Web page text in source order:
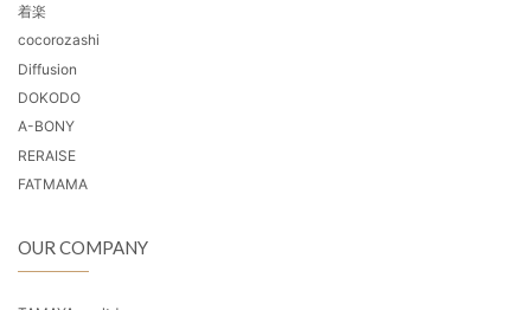
着楽
cocorozashi
Diffusion
DOKODO
A-BONY
RERAISE
FATMAMA
OUR COMPANY